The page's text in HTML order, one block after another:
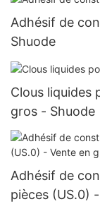
Adhésif de
Shuode
Clous liquides
gros - Shuode
Adhésif de
pièces (US.0)